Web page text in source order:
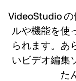
VideoStudio
ルや機能を使
られます。あ
いビデオ編集
た